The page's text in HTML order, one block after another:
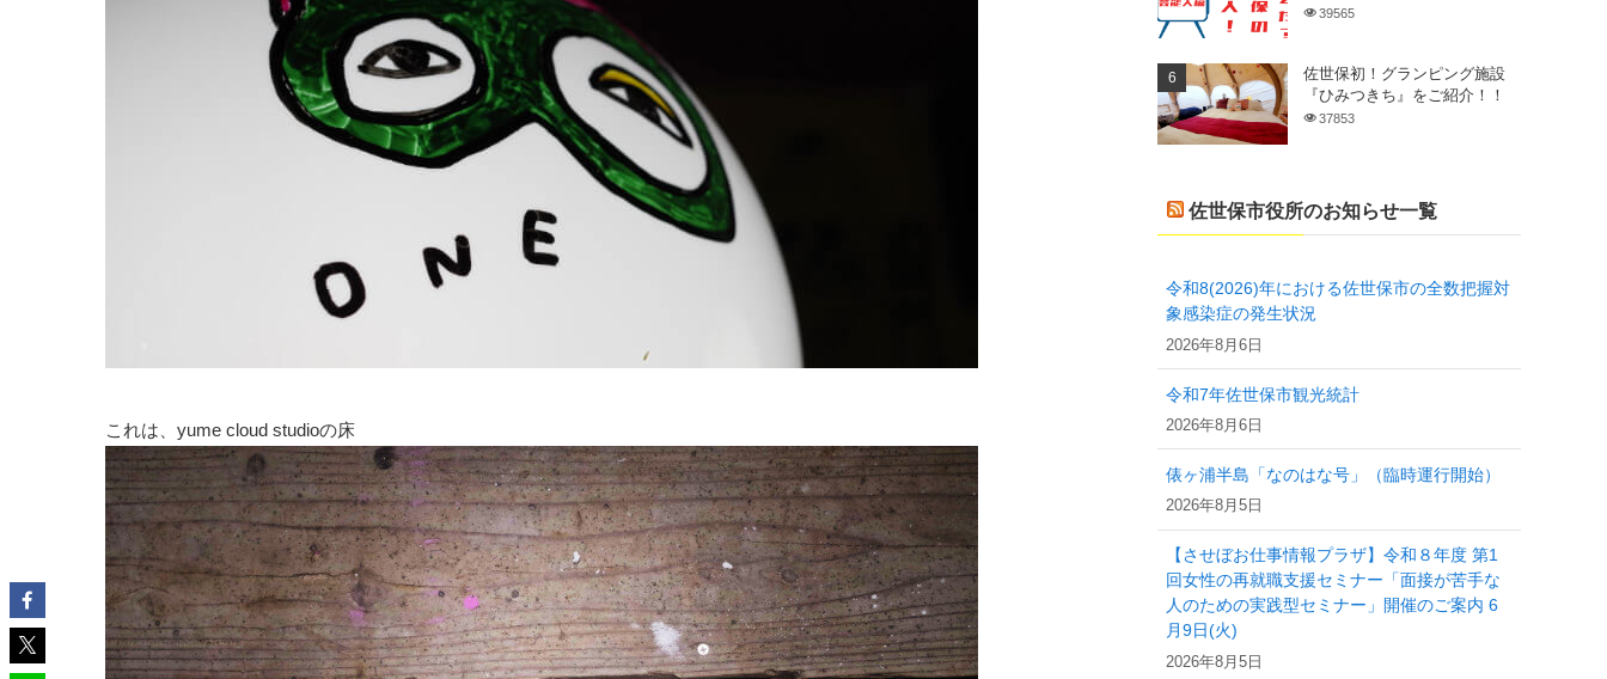
これは、yume cloud studioの床
39565
佐世保初！グランピング施設
『ひみつきち』をご紹介！！
37853
佐世保市役所のお知らせ一覧
令和8(2026)年における佐世保市の全数把握対
象感染症の発生状況
2026年8月6日
令和7年佐世保市観光統計
2026年8月6日
俵ヶ浦半島「なのはな号」（臨時運行開始）
2026年8月5日
【させぼお仕事情報プラザ】令和８年度 第1
回女性の再就職支援セミナー「面接が苦手な
人のための実践型セミナー」開催のご案内 6
月9日(火)
2026年8月5日